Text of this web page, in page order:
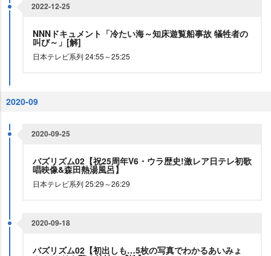
2022-12-25
NNNドキュメント「冷たい海～知床遊覧船事故 犠牲者の
叫び～」[解]
日本テレビ系列 24:55～25:25
2020-09
2020-09-25
バズリズム02【祝25周年V6・ウラ歴史!激レア日テレ初歌
唱映像&森田熱湯風呂】
日本テレビ系列 25:29～26:29
2020-09-18
バズリズム02【初出しも…5枚の写真でわかるあいみょ